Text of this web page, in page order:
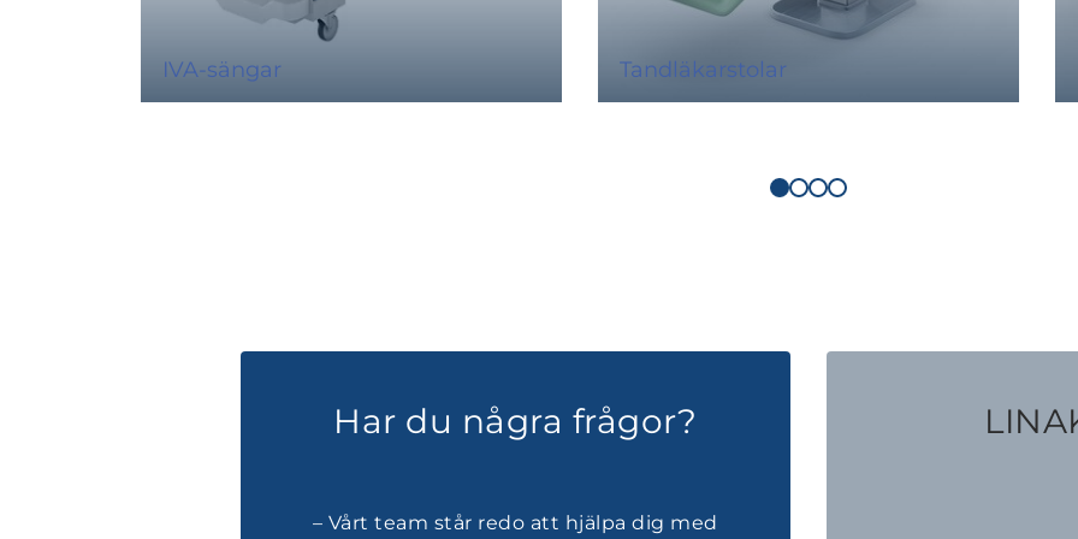
IVA-sängar Tandläkarstolar
Har du några frågor?
– Vårt team står redo att hjälpa dig med